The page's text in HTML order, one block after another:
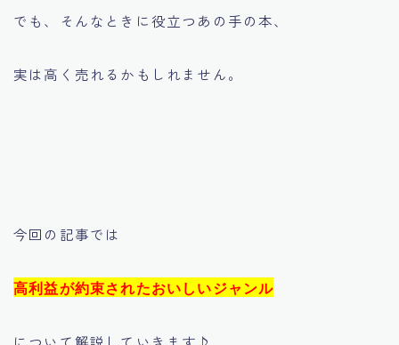
でも、そんなときに役立つあの手の本、
実は高く売れるかもしれません。
今回の記事では
高利益が約束されたおいしいジャンル